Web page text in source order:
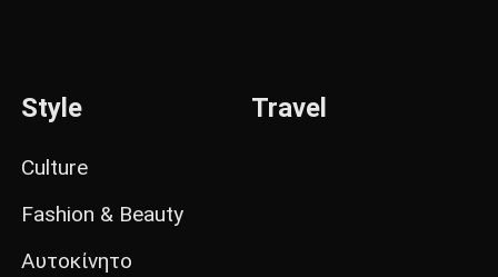
Style
Culture
Fashion & Beauty
Αυτοκίνητο
Travel